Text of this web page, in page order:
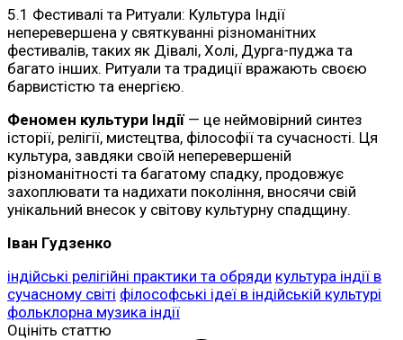
5.1 Фестивалі та Ритуали: Культура Індії
неперевершена у святкуванні різноманітних
фестивалів, таких як Дівалі, Холі, Дурга-пуджа та
багато інших. Ритуали та традиції вражають своєю
барвистістю та енергією.
Феномен культури Індії— це неймовірний синтез
історії, релігії, мистецтва, філософії та сучасності. Ця
культура, завдяки своїй неперевершеній
різноманітності та багатому спадку, продовжує
захоплювати та надихати покоління, вносячи свій
унікальний внесок у світову культурну спадщину.
Іван Гудзенко
індійські релігійні практики та обряди культура індії в
сучасному світі філософські ідеї в індійській культурі
фольклорна музика індії
Оцініть статтю